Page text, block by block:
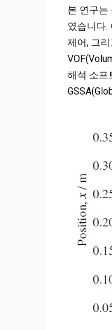
본 연구는
였습니다.
제어, 그
해석 소프